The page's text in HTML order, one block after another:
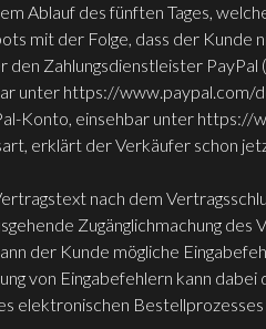
Ablauf des fünften Tages,
mit der Folge, dass der Kunde
Zahlungsdienstleister PayPal
unter https://
Konto, einsehbar unter
erklärt der Verkäufer schon
nach dem
Zugänglichmachung
der Kunde mögliche
von Eingabefehlern kann
elektronischen